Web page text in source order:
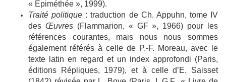
« Epiméthée », 1999).
Traité politique : traduction de Ch. Appuhn, tome IV
des Œuvres(Flammarion, « GF », 1966) pour les
références courantes, mais nous nous sommes
également référés à celle de P.-F. Moreau, avec le
texte latin en regard et un index approfondi (Paris,
éditions Répliques, 1979), et à celle d’E. Saisset